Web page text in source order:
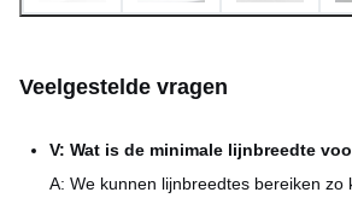
Materiële deskundigheid
Interne
Veelgestelde vragen
V: Wat is de minimale lijnbreedte
A: We kunnen lijnbreedtes bereiken zo